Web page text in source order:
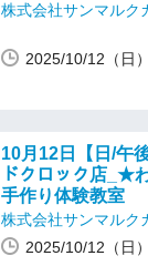
株式会社サンマルク
2025/10/12（日）
10月12日【日/午
ドクロック店_★
手作り体験教室
株式会社サンマルク
2025/10/12（日）